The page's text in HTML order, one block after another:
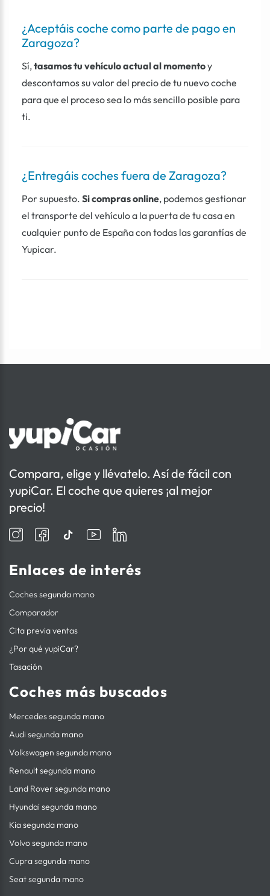
¿Aceptáis coche como parte de pago en
Zaragoza?
Sí,tasamos tu vehículo actual al momentoy
descontamos su valor del precio de tu nuevo coche
para que el proceso sea lo más sencillo posible para
ti.
¿Entregáis coches fuera de Zaragoza?
Por supuesto. Si compras online, podemos gestionar
el transporte del vehículo a la puerta de tu casa en
cualquier punto de España con todas las garantías de
Yupicar.
Compara, elige y llévatelo. Así de fácil con
yupiCar. El coche que quieres ¡al mejor
precio!
Enlaces de interés
Coches segunda mano
Comparador
Cita previa ventas
¿Por qué yupiCar?
Tasación
Coches más buscados
Mercedes segunda mano
Audi segunda mano
Volkswagen segunda mano
Renault segunda mano
Land Rover segunda mano
Hyundai segunda mano
Kia segunda mano
Volvo segunda mano
Cupra segunda mano
Seat segunda mano